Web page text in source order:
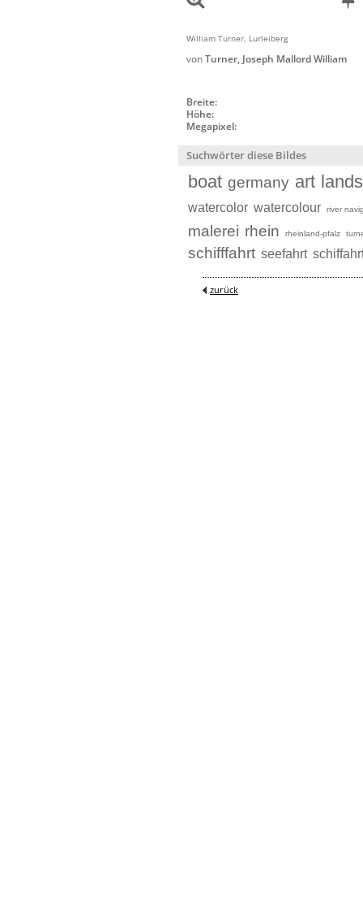
William Turner, Lurleiberg
vonTurner, Joseph Mallord William
Breite:
Höhe:
Megapixel:
Suchwörter diese Bildes
boat germany art
watercolor watercolour river
malerei rhein rheinland-pfalz
schifffahrt seefahrt
zurück